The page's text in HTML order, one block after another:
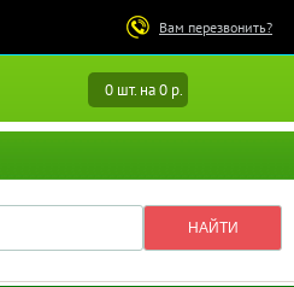
Вам перезвонить?
0 шт. на 0 р.